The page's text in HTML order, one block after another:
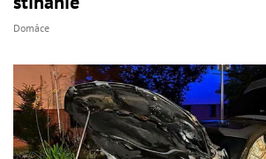
Domáce